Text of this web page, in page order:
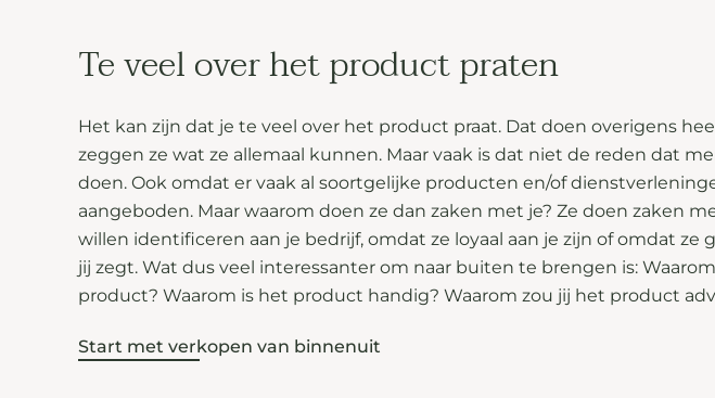
Te veel over het product praten
Het kan zijn dat je te veel over het product praat. Dat doen overigens
zeggen ze wat ze allemaal kunnen. Maar vaak is dat niet de reden dat
doen. Ook omdat er vaak al soortgelijke producten en/of
aangeboden. Maar waarom doen ze dan zaken met je? Ze doen zaken
willen identificeren aan je bedrijf, omdat ze loyaal aan je zijn of omdat ze
jij zegt. Wat dus veel interessanter om naar buiten te brengen is:
product? Waarom is het product handig? Waarom zou jij het product
Start met verkopen van binnenuit